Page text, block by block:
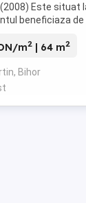
Este situat
beneficiaza
m2 | 64 m2
Bihor